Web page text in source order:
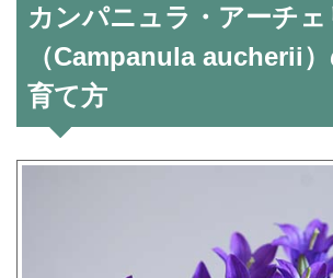
カンパニュラ・アーチェ
（Campanula aucherii
育て方